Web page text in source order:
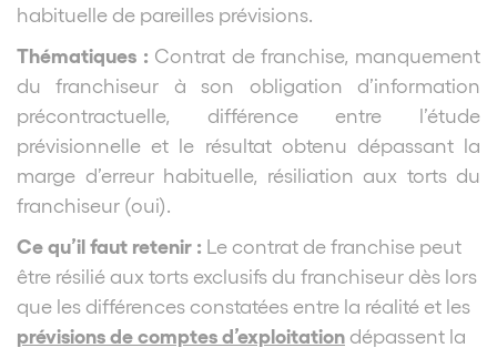
habituelle de pareilles prévisions.
Thématiques : Contrat de franchise, manquement
du franchiseur à son obligation d’information
précontractuelle, différence entre l’étude
prévisionnelle et le résultat obtenu dépassant la
marge d’erreur habituelle, résiliation aux torts du
franchiseur (oui).
Ce qu’il faut retenir : Le contrat de franchise peut
être résilié aux torts exclusifs du franchiseur dès lors
que les différences constatées entre la réalité et les
prévisions de comptes d’exploitationdépassent la